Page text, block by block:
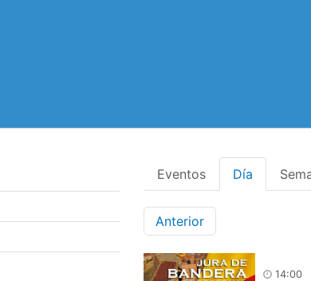
Eventos Día
Anterior
14:00